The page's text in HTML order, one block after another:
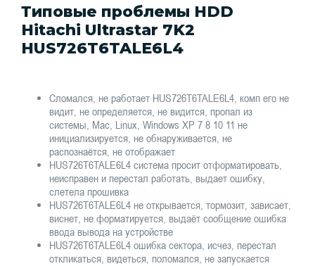
Типовые проблемы HDD
Hitachi Ultrastar 7K2
HUS726T6TALE6L4
Сломался, не работает HUS726T6TALE6L4, комп его не
видит, не определяется, не видится, пропал из
системы, Mac, Linux, Windows XP 7 8 10 11 не
инициализируется, не обнаруживается, не
распознаётся, не отображает
HUS726T6TALE6L4 система просит отформатировать,
неисправен и перестал работать, выдает ошибку,
слетела прошивка
HUS726T6TALE6L4 не открывается, тормозит, зависает,
виснет, не форматируется, выдаёт сообщение ошибка
ввода вывода на устройстве
HUS726T6TALE6L4 ошибка сектора, исчез, перестал
откликаться, видеться, поломался, не запускается